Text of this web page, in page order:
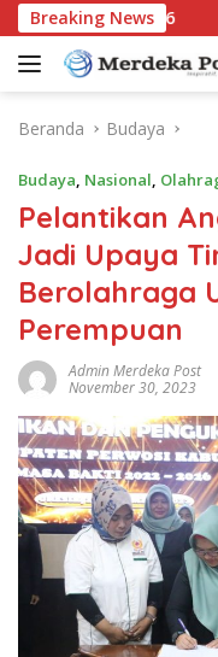
Langsung
ke
konten
Breaking News
2026
Beranda Budaya
Budaya, Nasional,
Pelantikan
Jadi Upaya
Berolahraga
Perempuan
Admin Merdeka Post
November 30, 2023